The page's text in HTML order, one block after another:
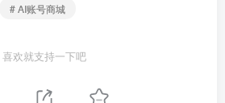
# AI账号商城
喜欢就支持一下吧